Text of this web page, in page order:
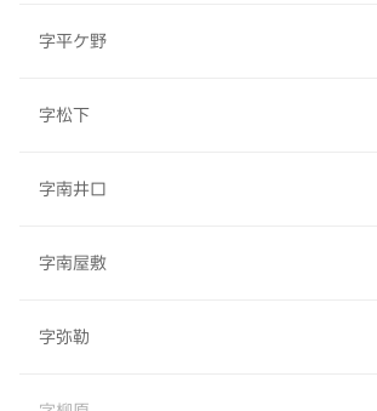
字平ケ野
字松下
字南井口
字南屋敷
字弥勒